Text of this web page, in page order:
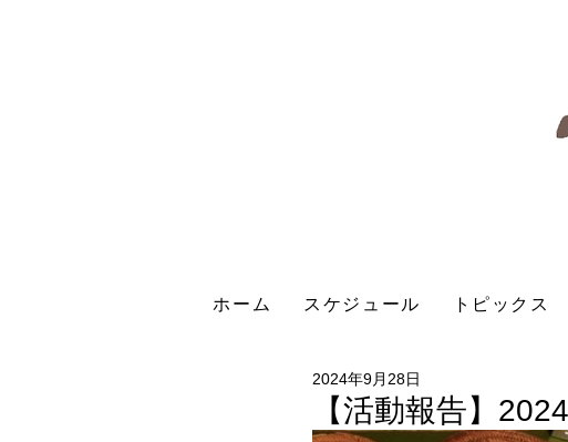
ホーム スケジュール トピックス
【活動報告】
2024年9月28日